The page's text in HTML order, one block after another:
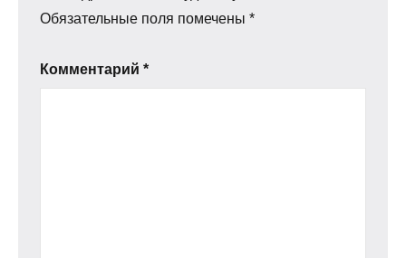
Обязательные поля помечены *
Комментарий *